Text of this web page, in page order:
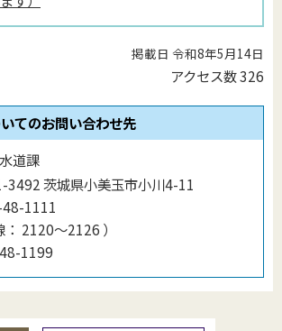
掲載日 令和8年5月14日
アクセス数326
てのお問い合わせ先
道課
3492 茨城県小美玉市小川4-11
1111
： 2120〜2126 ）
1199